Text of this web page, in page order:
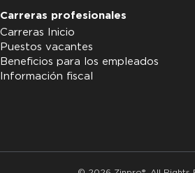
Carreras profesionales
Carreras Inicio
Puestos vacantes
Beneficios para los empleados
Información fiscal